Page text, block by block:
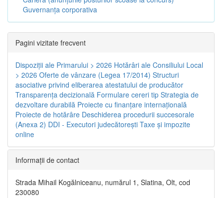
Guvernanța corporativa
Pagini vizitate frecvent
Dispoziţii ale Primarului > 2026 Hotărâri ale Consiliului Local
> 2026 Oferte de vânzare (Legea 17/2014) Structuri
asociative privind eliberarea atestatului de producător
Transparenţa decizională Formulare cereri tip Strategia de
dezvoltare durabilă Proiecte cu finanţare internaţională
Proiecte de hotărâre Deschiderea procedurii succesorale
(Anexa 2) DDI - Executori judecătorești Taxe şi impozite
online
Informaţii de contact
Strada Mihail Kogălniceanu, numărul 1, Slatina, Olt, cod
230080